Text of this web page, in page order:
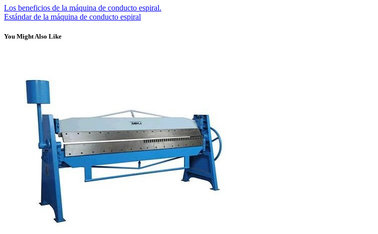
Los beneficios de la máquina de conducto espiral.
Estándar de la máquina de conducto espiral
You Might Also Like